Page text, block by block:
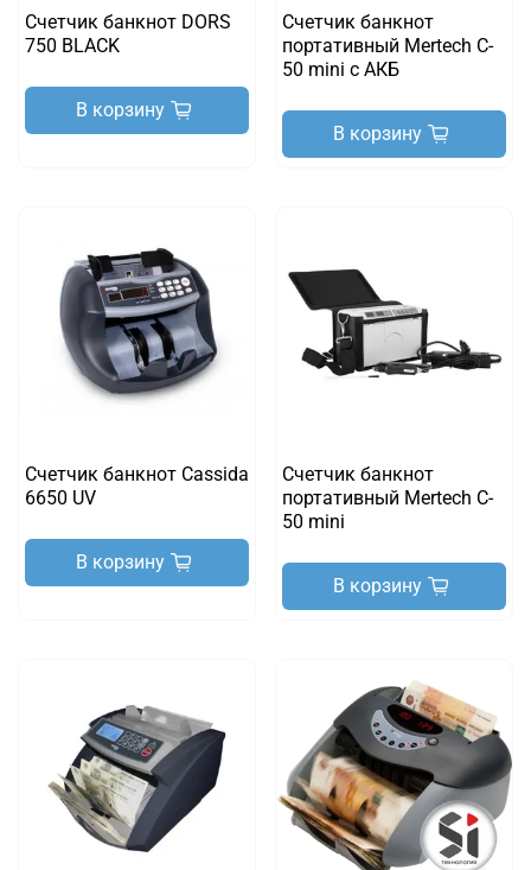
Счетчик банкнот DORS
750 BLACK
В корзину
Счетчик банкнот
портативный Mertech C-
50 mini с АКБ
В корзину
Счетчик банкнот Cassida
6650 UV
В корзину
Счетчик банкнот
портативный Mertech C-
50 mini
В корзину